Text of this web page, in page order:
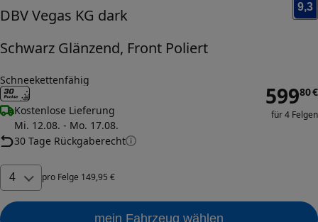
DBVVegas KG dark
Schwarz Glänzend, Front Poliert
9,3
Schneekettenfähig
Kostenlose Lieferung
Mi. 12.08. - Mo. 17.08.
30 Tage Rückgaberecht
59980€
für 4 Felgen
4 pro Felge 149,95 €
mein Fahrzeug wählen